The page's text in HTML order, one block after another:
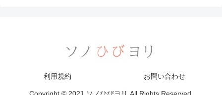
利用規約 お問い合わせ